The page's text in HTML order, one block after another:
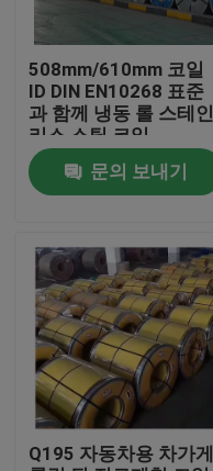
홈
동영상
회사 소개
공장 투어
508mm/610mm 코일
ID DIN EN10268 표준
과 함께 냉동 롤 스테인
리스 스틸 코일
문의 보내기
Q195 자동차용 차가게